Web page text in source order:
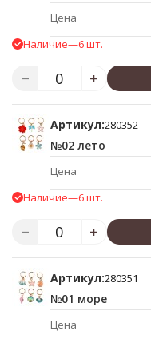
Цена
Наличие—6 шт.
Артикул:280352
№02 лето
Цена
Наличие—6 шт.
Артикул:280351
№01 море
Цена